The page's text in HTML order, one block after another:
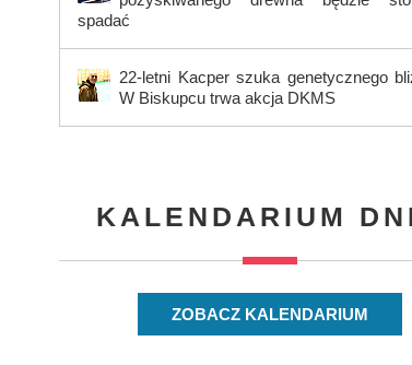
spadać
22-letni Kacper szuka genetycznego
W Biskupcu trwa akcja DKMS
KALENDARIUM
ZOBACZ KALENDARIUM